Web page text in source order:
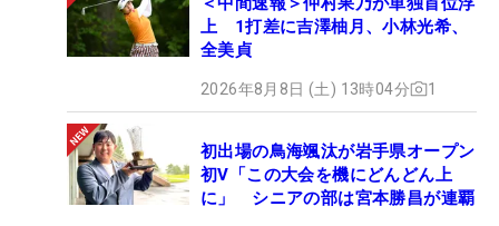
上 1打差に吉澤柚月、小林光希、
全美貞
2026年8月8日 (土) 13時04分 1
初出場の鳥海颯汰が岩手県オープン
初V「この大会を機にどんどん上
に」 シニアの部は宮本勝昌が連覇